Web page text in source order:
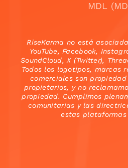
MDL
RiseKarma no está
YouTube, Facebook,
SoundCloud, X (Twitter),
Todos los logotipos, marcas
comerciales son
propietarios, y no
propiedad. Cumplimos
comunitarias y las
estas plataformas